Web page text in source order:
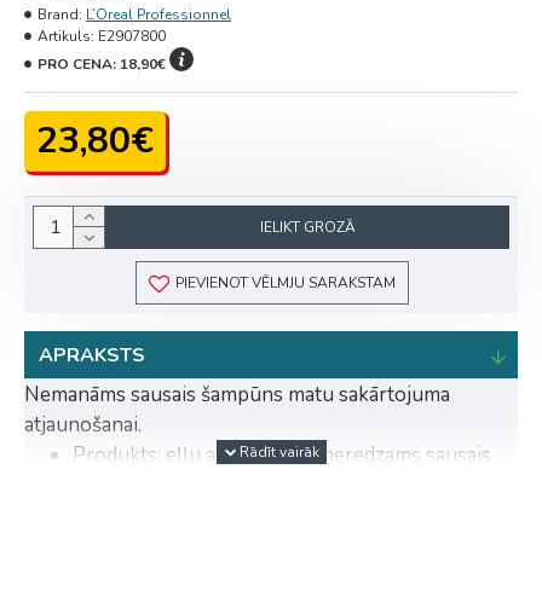
23,80€
Brand: L’Oreal Professionnel
Artikuls: E2907800
PRO CENA: 18,90€
IELIKT GROZĀ
PIEVIENOT VĒLMJU SARAKSTAM
APRAKSTS
Nemanāms sausais šampūns matu sakārtojuma
atjaunošanai.
Produkts: eļļu absorbējošs neredzams sausais